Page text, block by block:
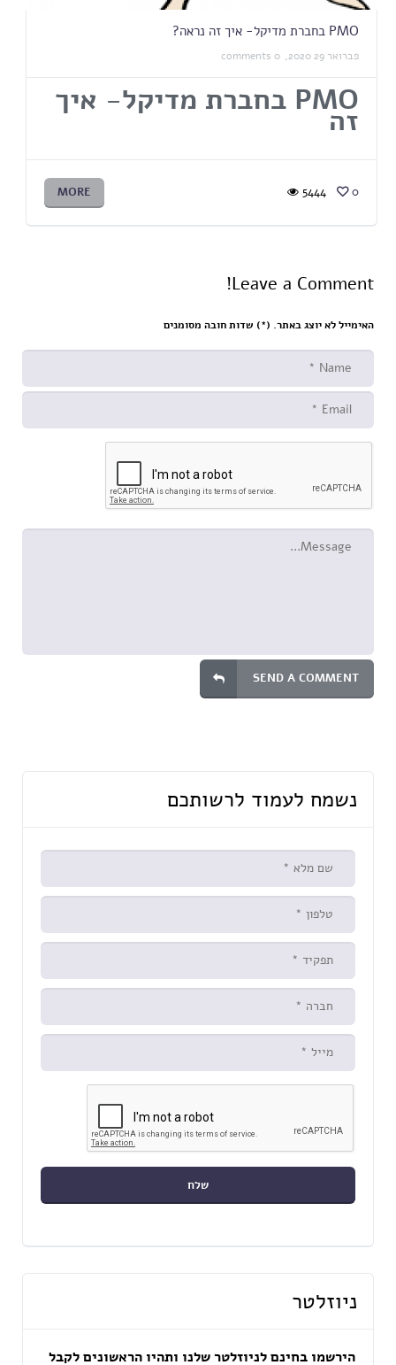
PMO בחברת מדיקל- איך זה נראה?
פברואר 29 2020, 0 comments
PMO בחברת מדיקל- איך
זה
MORE 5444 0
Leave a Comment!
האימייל לא יוצג באתר. (*) שדות חובה מסומנים
SEND A COMMENT
נשמח לעמוד לרשותכם
ניוזלטר
הירשמו בחינם לניוזלטר שלנו ותהיו הראשונים לקבל